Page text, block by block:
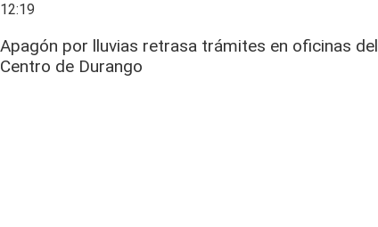
12:19
Apagón por lluvias retrasa trámites en oficinas del
Centro de Durango